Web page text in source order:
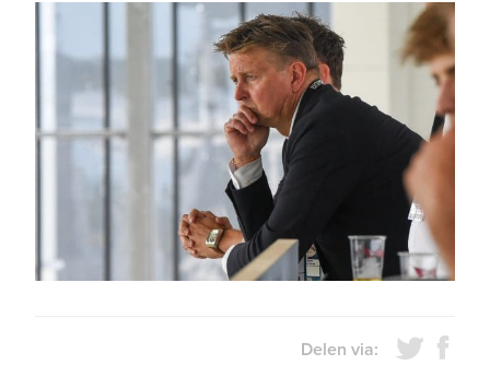
Delen via: